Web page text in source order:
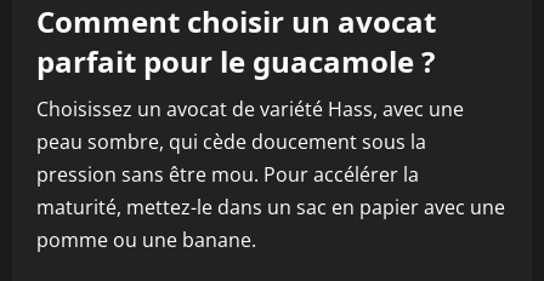
Comment choisir un avocat
parfait pour le guacamole ?
Choisissez un avocat de variété Hass, avec une
peau sombre, qui cède doucement sous la
pression sans être mou. Pour accélérer la
maturité, mettez-le dans un sac en papier avec une
pomme ou une banane.